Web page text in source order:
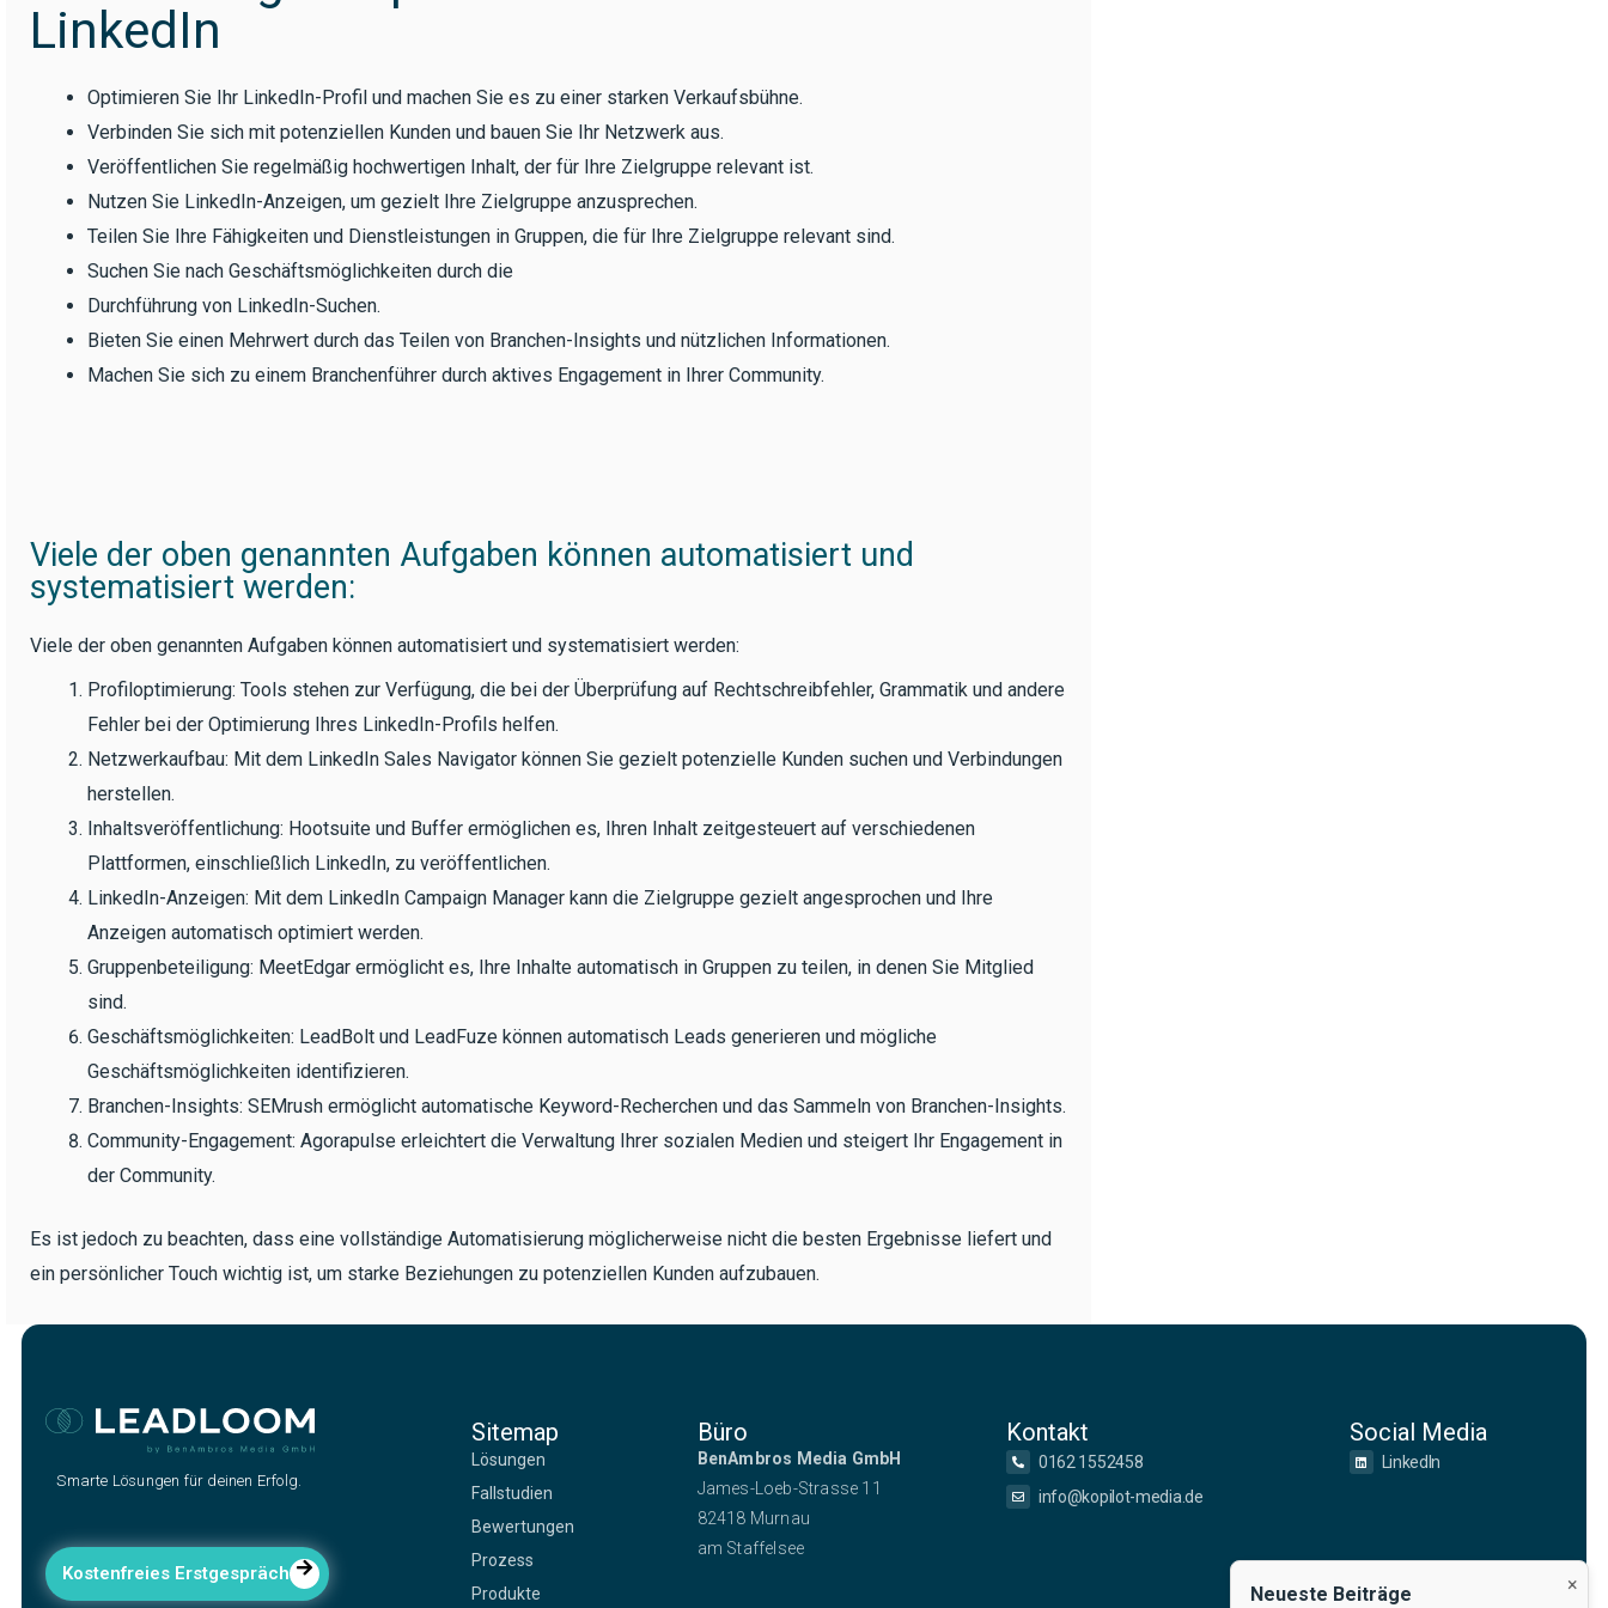
LinkedIn
Optimieren Sie Ihr LinkedIn-Profil und machen Sie es zu einer starken Verkaufsbühne.
Verbinden Sie sich mit potenziellen Kunden und bauen Sie Ihr Netzwerk aus.
Veröffentlichen Sie regelmäßig hochwertigen Inhalt, der für Ihre Zielgruppe relevant ist.
Nutzen Sie LinkedIn-Anzeigen, um gezielt Ihre Zielgruppe anzusprechen.
Teilen Sie Ihre Fähigkeiten und Dienstleistungen in Gruppen, die für Ihre Zielgruppe relevant sind.
Suchen Sie nach Geschäftsmöglichkeiten durch die
Durchführung von LinkedIn-Suchen.
Bieten Sie einen Mehrwert durch das Teilen von Branchen-Insights und nützlichen Informationen.
Machen Sie sich zu einem Branchenführer durch aktives Engagement in Ihrer Community.
Viele der oben genannten Aufgaben können automatisiert und
systematisiert werden:
Viele der oben genannten Aufgaben können automatisiert und systematisiert werden:
Profiloptimierung: Tools stehen zur Verfügung, die bei der Überprüfung auf Rechtschreibfehler, Grammatik und andere
Fehler bei der Optimierung Ihres LinkedIn-Profils helfen.
Netzwerkaufbau: Mit dem LinkedIn Sales Navigator können Sie gezielt potenzielle Kunden suchen und Verbindungen
herstellen.
Inhaltsveröffentlichung: Hootsuite und Buffer ermöglichen es, Ihren Inhalt zeitgesteuert auf verschiedenen
Plattformen, einschließlich LinkedIn, zu veröffentlichen.
LinkedIn-Anzeigen: Mit dem LinkedIn Campaign Manager kann die Zielgruppe gezielt angesprochen und Ihre
Anzeigen automatisch optimiert werden.
Gruppenbeteiligung: MeetEdgar ermöglicht es, Ihre Inhalte automatisch in Gruppen zu teilen, in denen Sie Mitglied
sind.
Geschäftsmöglichkeiten: LeadBolt und LeadFuze können automatisch Leads generieren und mögliche
Geschäftsmöglichkeiten identifizieren.
Branchen-Insights: SEMrush ermöglicht automatische Keyword-Recherchen und das Sammeln von Branchen-Insights.
Community-Engagement: Agorapulse erleichtert die Verwaltung Ihrer sozialen Medien und steigert Ihr Engagement in
der Community.
Es ist jedoch zu beachten, dass eine vollständige Automatisierung möglicherweise nicht die besten Ergebnisse liefert und
ein persönlicher Touch wichtig ist, um starke Beziehungen zu potenziellen Kunden aufzubauen.
×
Neueste Beiträge
Smarte Lösungen für deinen Erfolg.
Kostenfreies Erstgespräch
Sitemap
Lösungen
Fallstudien
Bewertungen
Prozess
Produkte
Büro
BenAmbros Media GmbH
James-Loeb-Strasse 11
82418 Murnau
am Staffelsee
Kontakt
0162 1552458
info@kopilot-media.de
Social Media
LinkedIn